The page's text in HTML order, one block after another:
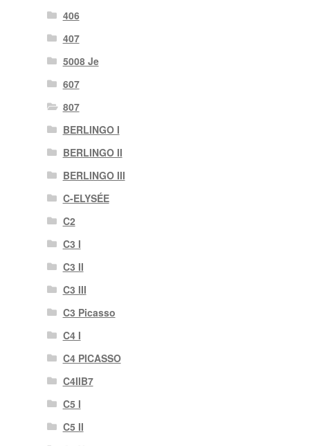
406
407
5008 Je
607
807
BERLINGO I
BERLINGO II
BERLINGO III
C-ELYSÉE
C2
C3 I
C3 II
C3 III
C3 Picasso
C4 I
C4 PICASSO
C4IIB7
C5 I
C5 II